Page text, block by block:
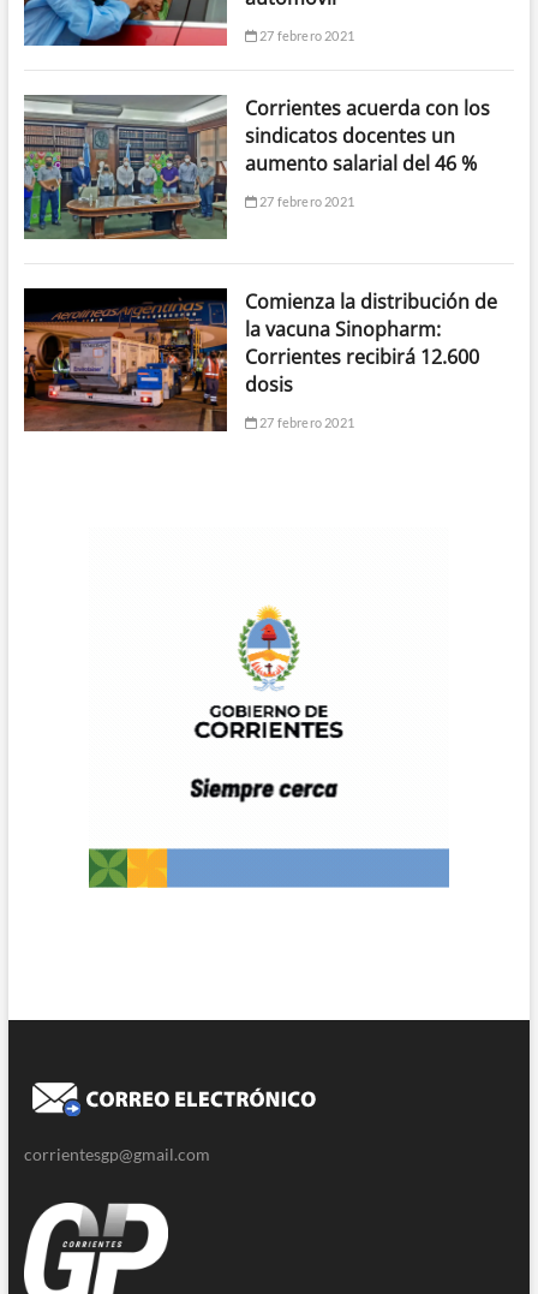
27 febrero 2021
Corrientes acuerda con los
sindicatos docentes un
aumento salarial del 46 %
27 febrero 2021
Comienza la distribución de
la vacuna Sinopharm:
Corrientes recibirá 12.600
dosis
27 febrero 2021
corrientesgp@gmail.com